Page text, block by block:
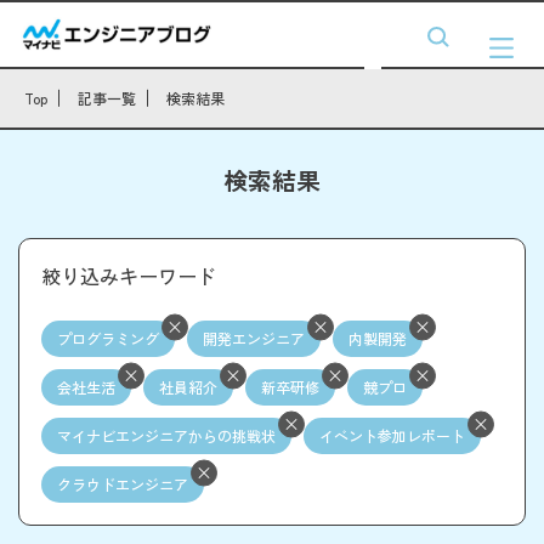
Top 記事一覧 検索結果
検索結果
絞り込みキーワード
プログラミング 開発エンジニア 内製開発
会社生活 社員紹介 新卒研修 競プロ
マイナビエンジニアからの挑戦状 イベント参加レポート
クラウドエンジニア